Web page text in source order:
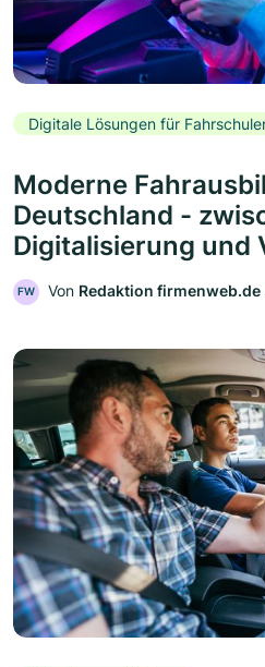
Digitale Lösungen für
Moderne
Deutschland -
Digitalisierung und
FW Von Redaktion firmenweb.de